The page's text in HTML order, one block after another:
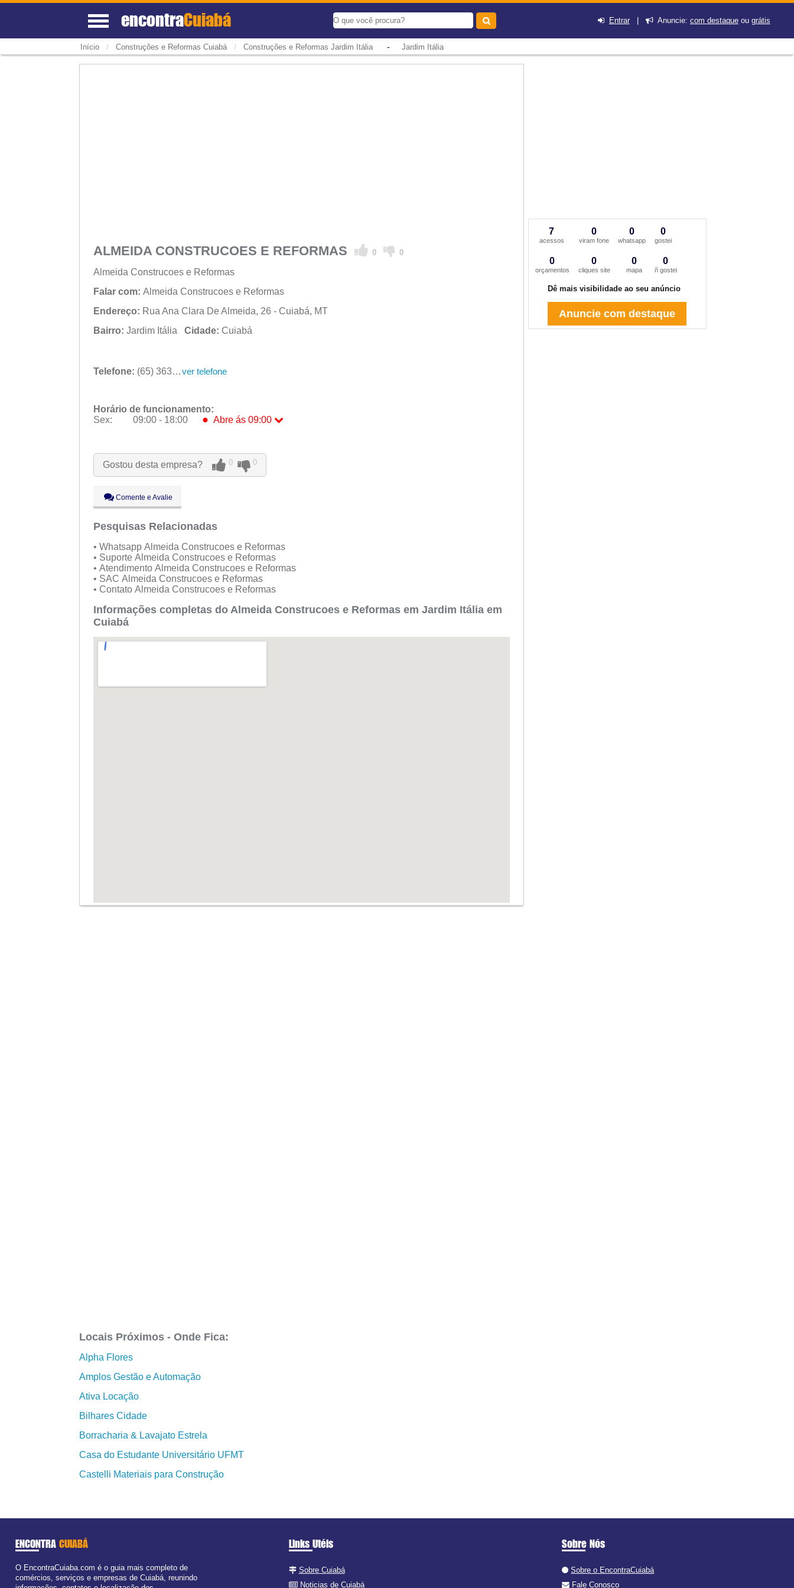
encontraCuiabá Entrar| Anuncie: com destaqueou grátis
Início / Construções e Reformas Cuiabá / Construções e Reformas Jardim Itália- Jardim Itália
ALMEIDA CONSTRUCOES E REFORMAS 0 0
Almeida Construcoes e Reformas
Falar com: Almeida Construcoes e Reformas
Endereço: Rua Ana Clara De Almeida, 26 - Cuiabá, MT
Bairro: Jardim Itália Cidade: Cuiabá
Telefone: (65) 3634-0375 ver telefone
Horário de funcionamento:
Sex:
09:00 - 18:00 ● Abre ás 09:00
Ter:
09:00 - 18:00
Qua:
09:00 - 18:00
Sex:
09:00 - 18:00
Sáb:
Fechado
Dom:
Fechado
Gostou desta empresa? 0 0
Comente e Avalie
Pesquisas Relacionadas
• Whatsapp Almeida Construcoes e Reformas
• Suporte Almeida Construcoes e Reformas
• Atendimento Almeida Construcoes e Reformas
• SAC Almeida Construcoes e Reformas
• Contato Almeida Construcoes e Reformas
Informações completas do Almeida Construcoes e Reformas em Jardim Itália em
Cuiabá
Locais Próximos - Onde Fica:
Alpha Flores
Amplos Gestão e Automação
Ativa Locação
Bilhares Cidade
Borracharia & Lavajato Estrela
Casa do Estudante Universitário UFMT
Castelli Materiais para Construção
7
acessos
0
viram fone
0
whatsapp
0
gostei
0
orçamentos
0
cliques site
0
mapa
0
ñ gostei
Dê mais visibilidade ao seu anúncio
Anuncie com destaque
ENCONTRA CUIABÁ
O EncontraCuiaba.com é o guia mais completo de
comércios, serviços e empresas de Cuiabá, reunindo
Links Utéis
Sobre Cuiabá
Noticias de Cuiabá
Sobre Nós
Sobre o EncontraCuiabá
Fale Conosco